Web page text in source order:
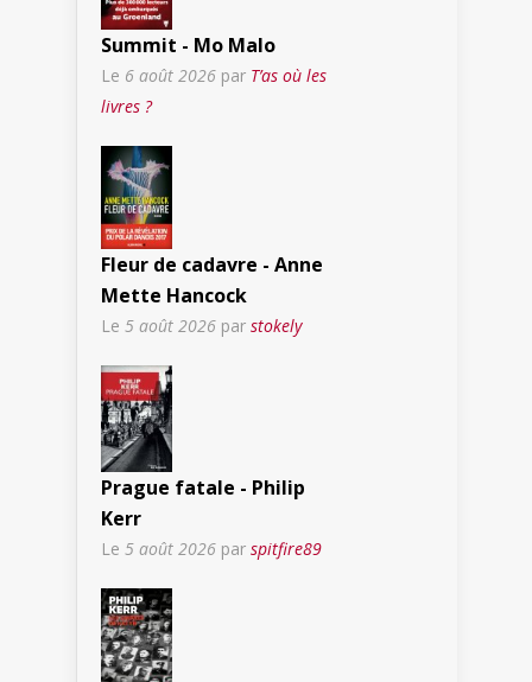
Summit - Mo Malo
Le 6 août 2026 par T’as où les
livres ?
Fleur de cadavre - Anne
Mette Hancock
Le 5 août 2026 par stokely
Prague fatale - Philip
Kerr
Le 5 août 2026 par spitfire89